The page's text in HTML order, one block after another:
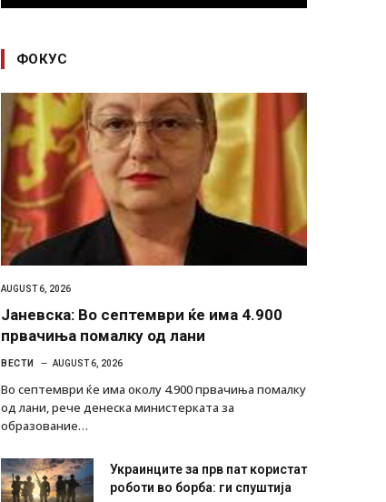
ФОКУС
AUGUST 6, 2026
Јаневска: Во септември ќе има 4.900
првачиња помалку од лани
ВЕСТИ AUGUST 6, 2026
Во септември ќе има околу 4.900 првачиња помалку
од лани, рече денеска министерката за
образование…
Украинците за прв пат користат
роботи во борба: ги спуштија